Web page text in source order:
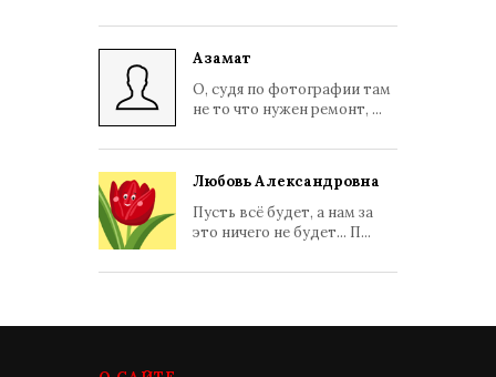
Азамат
О, судя по фотографии там
не то что нужен ремонт, ...
Любовь Александровна
Пусть всё будет, а нам за
это ничего не будет... П...